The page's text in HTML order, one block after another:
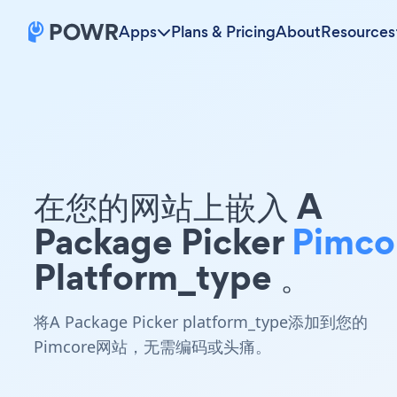
Apps Plans & PricingAboutResources
在您的网站上嵌入 A
Package Picker
Platform_type 。
将A Package Picker platform_type添加到您的
Pimcore网站，无需编码或头痛。